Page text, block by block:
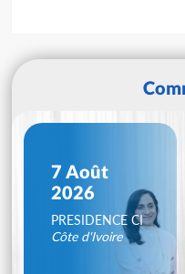
7 Août
2026
PRESIDENCE CI
Côte d'Ivoire